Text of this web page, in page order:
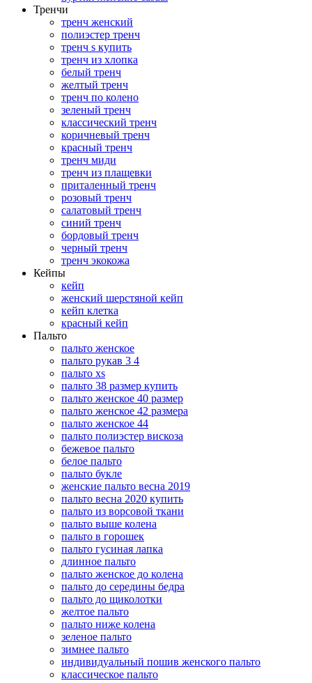
Тренчи
тренч женский
полиэстер тренч
тренч s купить
тренч из хлопка
белый тренч
желтый тренч
тренч по колено
зеленый тренч
классический тренч
коричневый тренч
красный тренч
тренч миди
тренч из плащевки
приталенный тренч
розовый тренч
салатовый тренч
синий тренч
бордовый тренч
черный тренч
тренч экокожа
Кейпы
кейп
женский шерстяной кейп
кейп клетка
красный кейп
Пальто
пальто женское
пальто рукав 3 4
пальто xs
пальто 38 размер купить
пальто женское 40 размер
пальто женское 42 размера
пальто женское 44
пальто полиэстер вискоза
бежевое пальто
белое пальто
пальто букле
женские пальто весна 2019
пальто весна 2020 купить
пальто из ворсовой ткани
пальто выше колена
пальто в горошек
пальто гусиная лапка
длинное пальто
пальто женское до колена
пальто до середины бедра
пальто до щиколотки
желтое пальто
пальто ниже колена
зеленое пальто
зимнее пальто
индивидуальный пошив женского пальто
классическое пальто